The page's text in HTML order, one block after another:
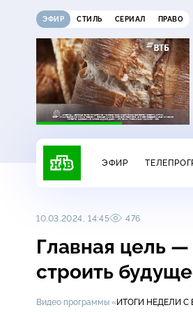
ЭФИР СТИЛЬ СЕРИАЛ ПРАВО
10:00
Сатья16+
ЭФИР
10.03.2024, 14:45 476
Главная цель
строить
Видео программы «ИТОГИ НЕДЕЛИ